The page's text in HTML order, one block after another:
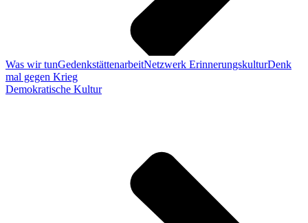
Was wir tunGedenkstättenarbeitNetzwerk ErinnerungskulturDenk
mal gegen Krieg
Demokratische Kultur